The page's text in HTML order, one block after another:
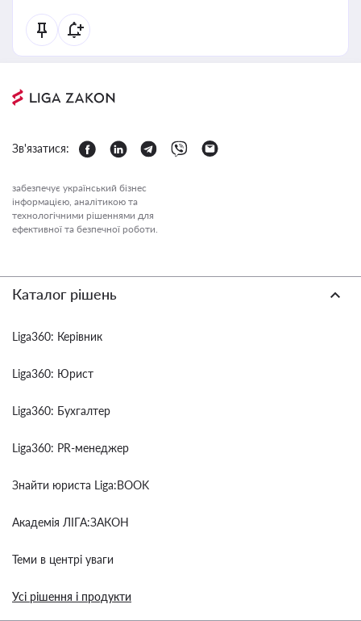
Зв'язатися:
забезпечує український бізнес
інформацією, аналітикою та
технологічними рішеннями для
ефективної та безпечної роботи.
Каталог рішень
Liga360: Керівник
Liga360: Юрист
Liga360: Бухгалтер
Liga360: PR-менеджер
Знайти юриста Liga:BOOK
Академія ЛІГА:ЗАКОН
Теми в центрі уваги
Усі рішення і продукти